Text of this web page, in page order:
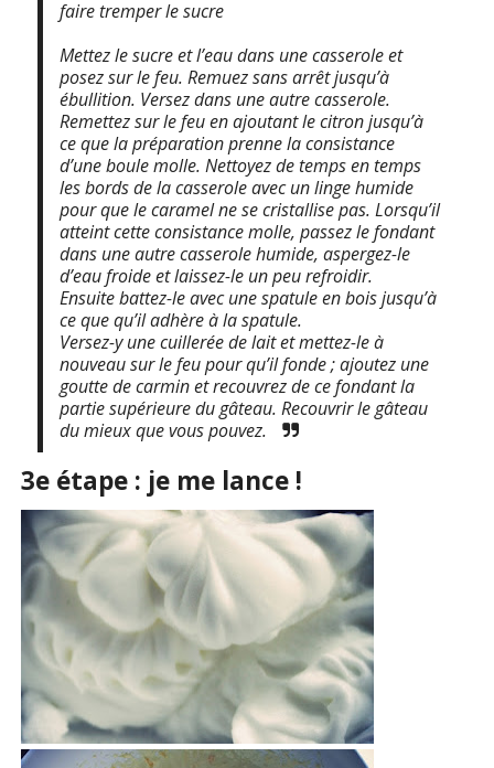
faire tremper le sucre
Mettez le sucre et l’eau dans une casserole et
posez sur le feu. Remuez sans arrêt jusqu’à
ébullition. Versez dans une autre casserole.
Remettez sur le feu en ajoutant le citron jusqu’à
ce que la préparation prenne la consistance
d’une boule molle. Nettoyez de temps en temps
les bords de la casserole avec un linge humide
pour que le caramel ne se cristallise pas. Lorsqu’il
atteint cette consistance molle, passez le fondant
dans une autre casserole humide, aspergez-le
d’eau froide et laissez-le un peu refroidir.
Ensuite battez-le avec une spatule en bois jusqu’à
ce que qu’il adhère à la spatule.
Versez-y une cuillerée de lait et mettez-le à
nouveau sur le feu pour qu’il fonde ; ajoutez une
goutte de carmin et recouvrez de ce fondant la
partie supérieure du gâteau. Recouvrir le gâteau
du mieux que vous pouvez.
3e étape : je me lance !